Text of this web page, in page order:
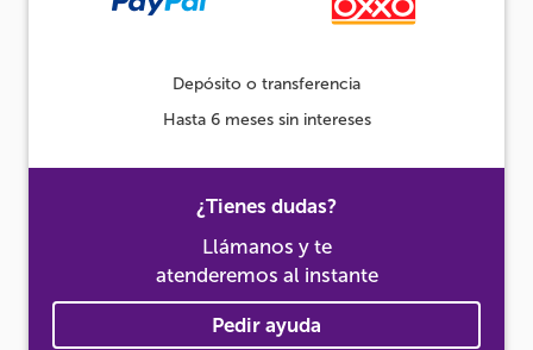
Depósito o transferencia
Hasta 6 meses sin intereses
¿Tienes dudas?
Llámanos y te
atenderemos al instante
Pedir ayuda